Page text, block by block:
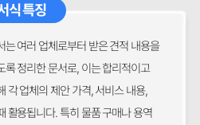
식 특징
는 여러 업체로부터 받은 견적 내용을
록 정리한 문서로, 이는 합리적이고
각 업체의 제안 가격, 서비스 내용,
활용됩니다. 특히 물품 구매나 용역